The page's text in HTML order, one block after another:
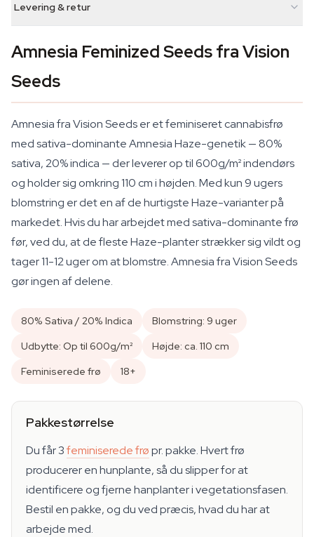
Levering & retur
Amnesia Feminized Seeds fra Vision
Seeds
Amnesia fra Vision Seeds er et feminiseret cannabisfrø
med sativa-dominante Amnesia Haze-genetik — 80%
sativa, 20% indica — der leverer op til 600g/m² indendørs
og holder sig omkring 110 cm i højden. Med kun 9 ugers
blomstring er det en af de hurtigste Haze-varianter på
markedet. Hvis du har arbejdet med sativa-dominante frø
før, ved du, at de fleste Haze-planter strækker sig vildt og
tager 11-12 uger om at blomstre. Amnesia fra Vision Seeds
gør ingen af delene.
80% Sativa / 20% Indica
Blomstring: 9 uger
Udbytte: Op til 600g/m²
Højde: ca. 110 cm
Feminiserede frø
18+
Pakkestørrelse
Du får 3feminiserede frøpr. pakke. Hvert frø
producerer en hunplante, så du slipper for at
identificere og fjerne hanplanter i vegetationsfasen.
Bestil en pakke, og du ved præcis, hvad du har at
arbejde med.